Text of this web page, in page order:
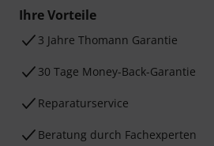
Ihre Vorteile
3 Jahre Thomann Garantie
30 Tage Money-Back-Garantie
Reparaturservice
Beratung durch Fachexperten